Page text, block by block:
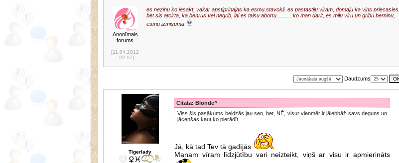
Anonīmais
forums
[11.04.2012
- 22:17]
es nezinu ko iesakt, vakar apstiprinajas ka esmu stavokli. es pastastiju viram, domaju ka vins priecasies,
bet sis atcirta, ka benrus vel negrib, lai es taisu abortu.......... ko man darit, es milu viru un gribu berninu,
esmu izmisuma
Daudzums
Tigerlady
Citāta: Blonde^
Viss šis pasākums beidzās jau sen, bet, NĒ, visur vienmēr ir jāiebbāž savs deguns un
jācenšas kaut ko pierādīt.
Jā, kā tad Tev tā gadījās
Manam vīram līdzjūtību vari neizteikt, viņš ar visu ir apmierināts